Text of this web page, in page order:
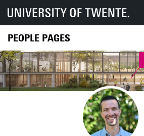
PEOPLE PAGES